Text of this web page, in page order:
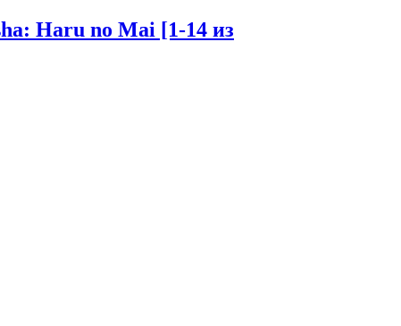
Haru no Mai [1-14 из